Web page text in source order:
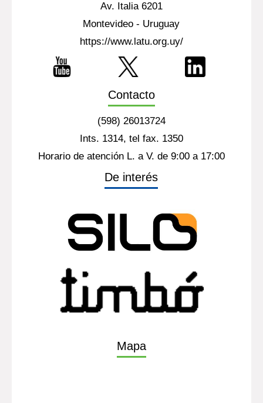
Av. Italia 6201
Montevideo - Uruguay
https://www.latu.org.uy/
Contacto
(598) 26013724
Ints. 1314, tel fax. 1350
Horario de atención L. a V. de 9:00 a 17:00
De interés
Mapa